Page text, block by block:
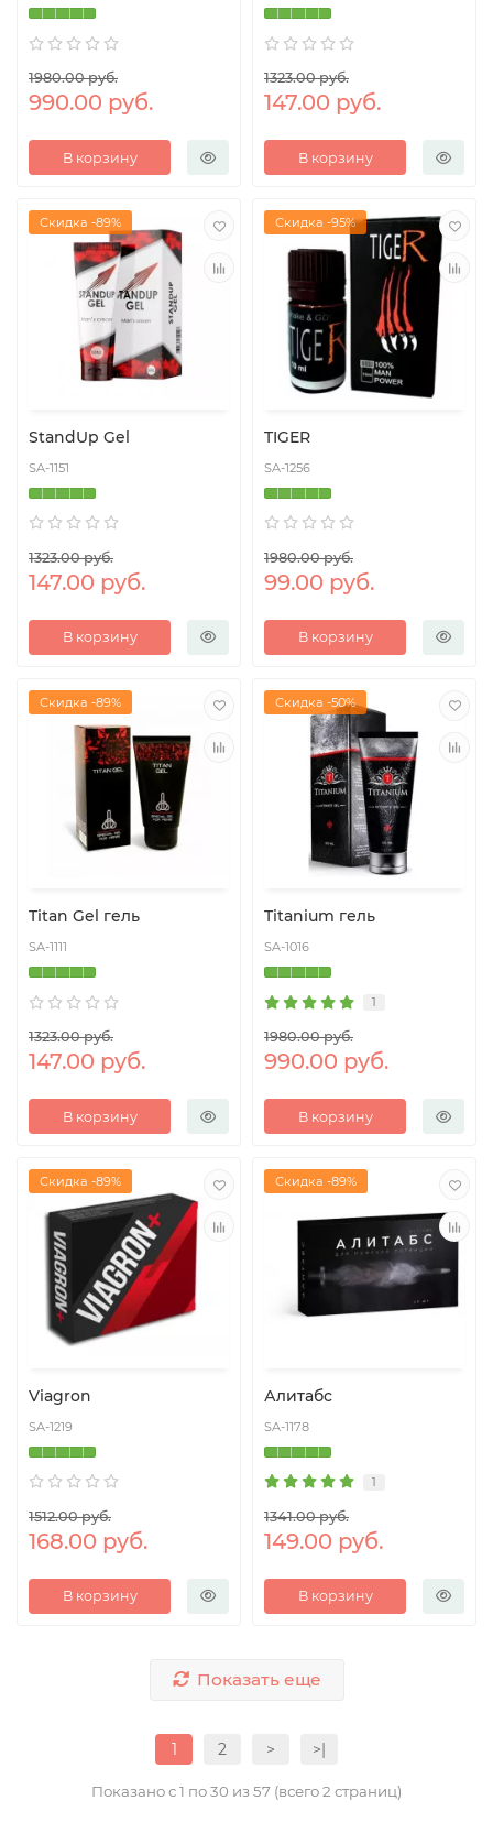
1980.00 руб.
990.00 руб.
В корзину
1323.00 руб.
147.00 руб.
В корзину
Скидка -89%
StandUp Gel
SA-1151
1323.00 руб.
147.00 руб.
В корзину
Скидка -95%
TIGER
SA-1256
1980.00 руб.
99.00 руб.
В корзину
Скидка -89%
Titan Gel гель
SA-1111
1323.00 руб.
147.00 руб.
В корзину
Скидка -50%
Titanium гель
SA-1016
1
1980.00 руб.
990.00 руб.
В корзину
Скидка -89%
Viagron
SA-1219
1512.00 руб.
168.00 руб.
В корзину
Скидка -89%
Алитабс
SA-1178
1
1341.00 руб.
149.00 руб.
В корзину
Показать еще
1 2 > >|
Показано с 1 по 30 из 57 (всего 2 страниц)